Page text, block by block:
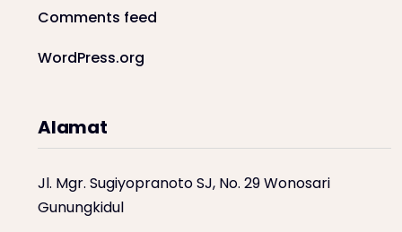
Comments feed
WordPress.org
Alamat
Jl. Mgr. Sugiyopranoto SJ, No. 29 Wonosari
Gunungkidul